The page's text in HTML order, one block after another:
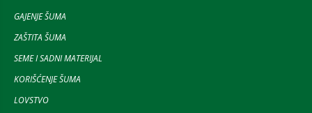
GAJENJE ŠUMA
ZAŠTITA ŠUMA
SEME I SADNI MATERIJAL
KORIŠĆENJE ŠUMA
LOVSTVO